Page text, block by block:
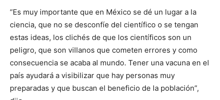
“Es muy importante que en México se dé un lugar a la
ciencia, que no se desconfíe del científico o se tengan
estas ideas, los clichés de que los científicos son un
peligro, que son villanos que cometen errores y como
consecuencia se acaba al mundo. Tener una vacuna en el
país ayudará a visibilizar que hay personas muy
preparadas y que buscan el beneficio de la población”,